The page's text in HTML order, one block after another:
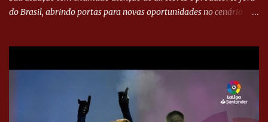
do Brasil, abrindo portas para novas oportunidades no cenário